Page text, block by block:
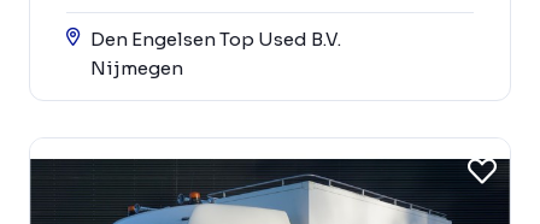
Den Engelsen Top Used B.V.
Nijmegen